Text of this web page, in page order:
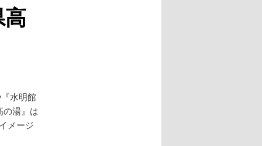
水明館
の湯』は
メージ